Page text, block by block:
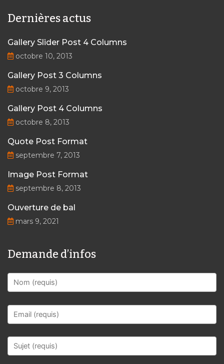
Dernières actus
Gallery Slider Post 4 Columns
octobre 10, 2013
Gallery Post 3 Columns
octobre 9, 2013
Gallery Post 4 Columns
octobre 8, 2013
Quote Post Format
septembre 7, 2013
Image Post Format
septembre 8, 2013
Ouverture de bal
mars 9, 2021
Demande d’infos